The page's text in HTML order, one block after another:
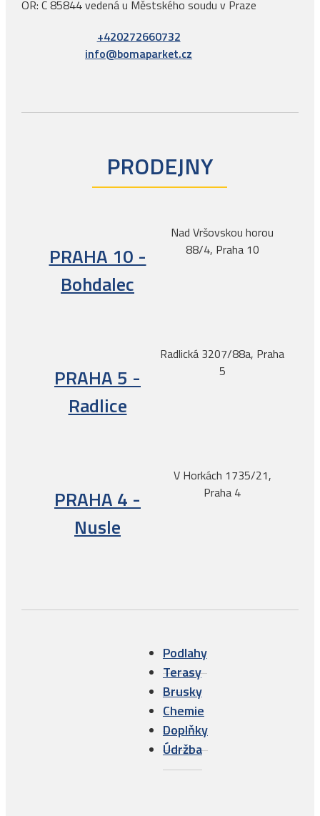
OR: C 85844 vedená u Městského soudu v Praze
+420272660732
info@bomaparket.cz
PRODEJNY
PRAHA 10 -
Bohdalec
Nad Vršovskou horou
88/4, Praha 10
PRAHA 5 -
Radlice
Radlická 3207/88a, Praha
5
PRAHA 4 -
Nusle
V Horkách 1735/21,
Praha 4
Podlahy
Terasy
Brusky
Chemie
Doplňky
Údržba